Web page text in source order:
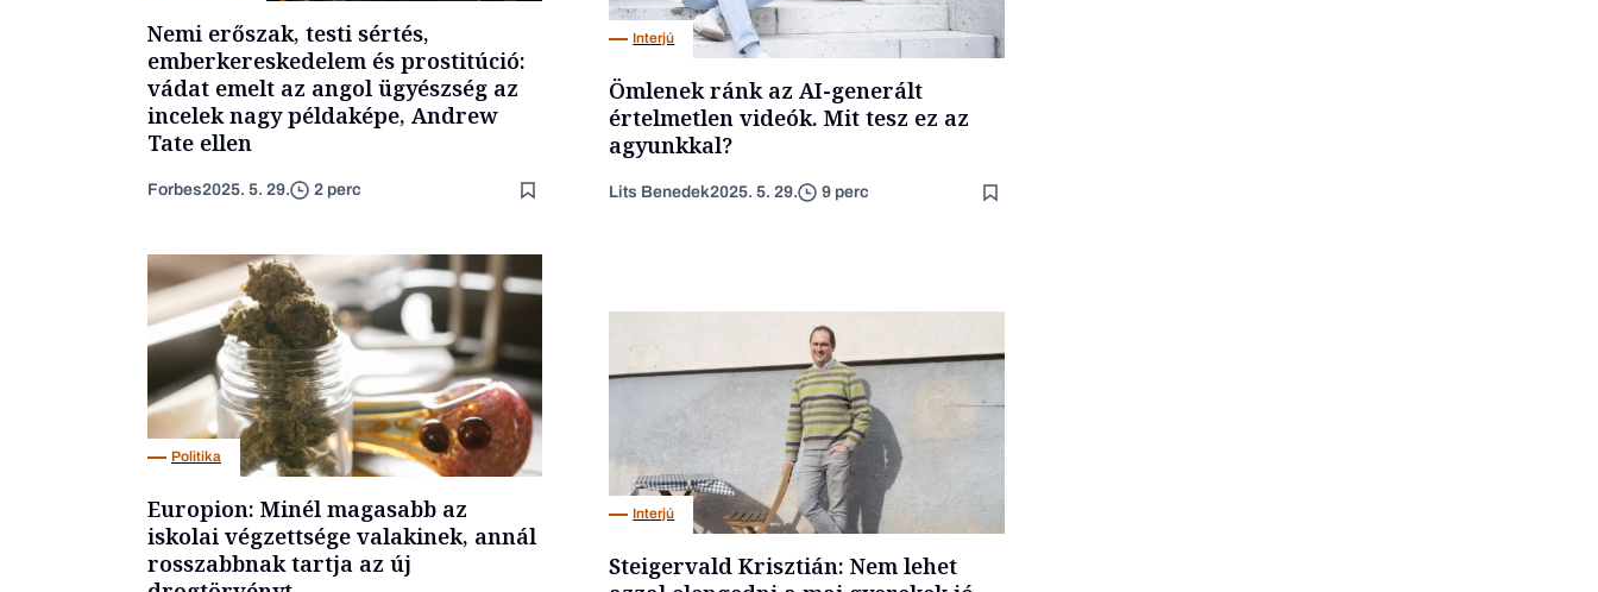
Nemi erőszak, testi sértés,
emberkereskedelem és prostitúció:
vádat emelt az angol ügyészség az
incelek nagy példaképe, Andrew
Tate ellen
Forbes2025. 5. 29. 2 perc
Interjú
Ömlenek ránk az AI-generált
értelmetlen videók. Mit tesz ez az
agyunkkal?
Lits Benedek2025. 5. 29. 9 perc
Politika
Europion: Minél magasabb az
iskolai végzettsége valakinek, annál
rosszabbnak tartja az új
Interjú
Steigervald Krisztián: Nem lehet